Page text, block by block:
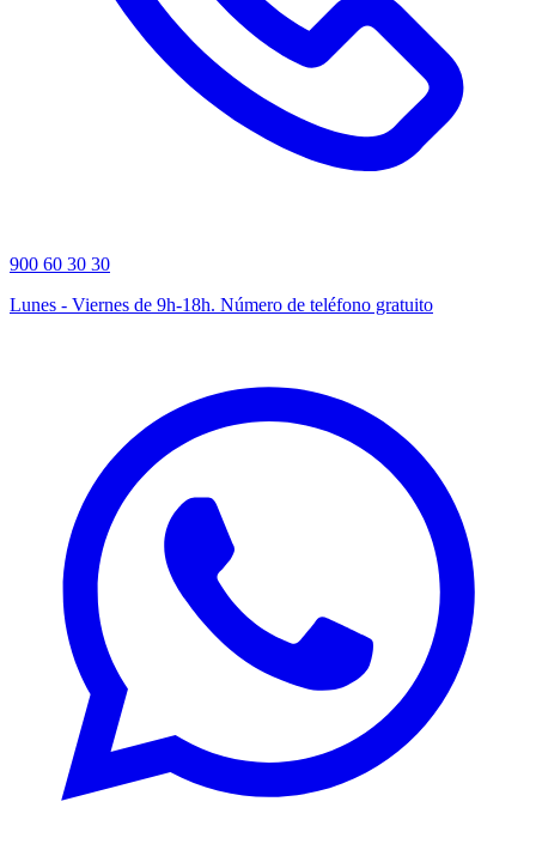
900 60 30 30
Lunes - Viernes de 9h-18h. Número de teléfono gratuito